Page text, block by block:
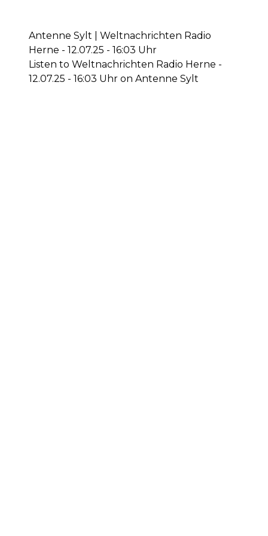
Antenne Sylt | Weltnachrichten Radio
Herne - 12.07.25 - 16:03 Uhr
Listen to Weltnachrichten Radio Herne -
12.07.25 - 16:03 Uhr on Antenne Sylt